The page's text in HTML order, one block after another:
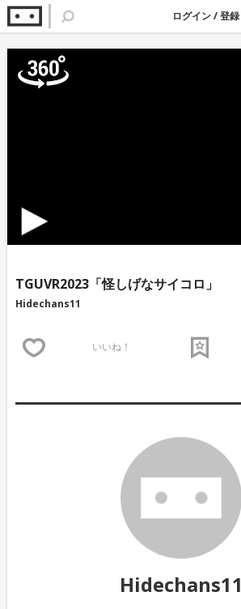
ログイン/登録
TGUVR2023「怪しげなサイコロ」
Hidechans11
いいね！
Hidechans11